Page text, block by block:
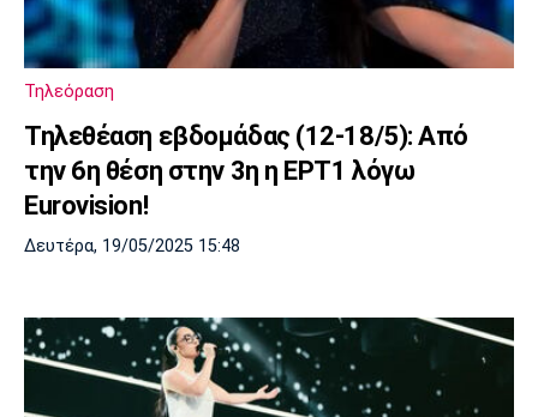
Τηλεόραση
Τηλεθέαση εβδομάδας (12-18/5): Από
την 6η θέση στην 3η η ΕΡΤ1 λόγω
Eurovision!
Δευτέρα, 19/05/2025 15:48